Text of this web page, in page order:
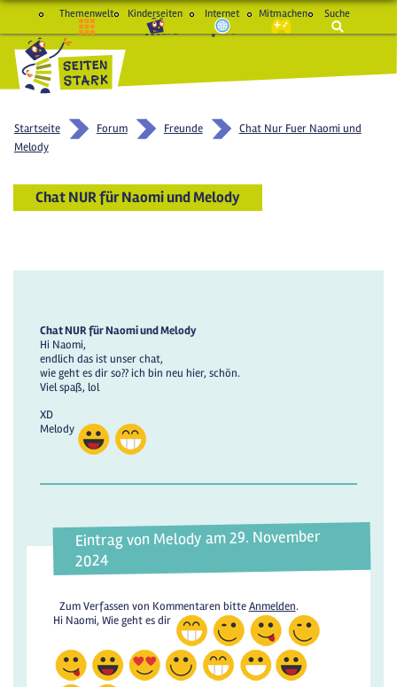
Themenwelt Kinderseiten Internet Mitmachen Suche
macht Spaß und schlau
Startseite Forum Freunde
Chat Nur Fuer Naomi und
Melody
Chat NUR für Naomi und Melody
Chat NUR für Naomi und Melody
Hi Naomi,
endlich das ist unser chat,
wie geht es dir so?? ich bin neu hier, schön.
Viel spaß, lol
XD
Melody
Eintrag von Melody am 29. November
2024
Zum Verfassen von Kommentaren bitteAnmelden.
Hi Naomi, Wie geht es dir